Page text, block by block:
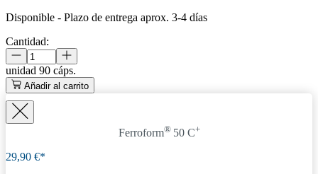
Disponible - Plazo de entrega aprox. 3-4 días
Cantidad:
unidad 90 cáps.
Añadir al carrito
Ferroform® 50 C+
29,90 €*